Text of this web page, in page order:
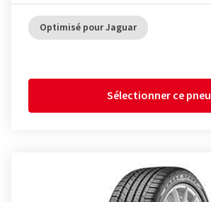
Optimisé pour Jaguar
Sélectionner ce pneu